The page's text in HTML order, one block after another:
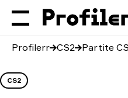
Profilerr CS2 Partite
CS2